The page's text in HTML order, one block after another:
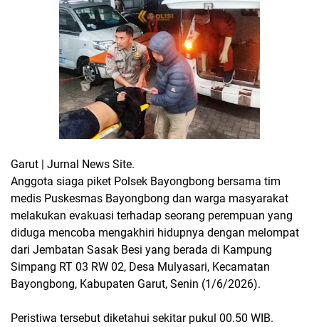
Garut | Jurnal News Site.
Anggota siaga piket Polsek Bayongbong bersama tim
medis Puskesmas Bayongbong dan warga masyarakat
melakukan evakuasi terhadap seorang perempuan yang
diduga mencoba mengakhiri hidupnya dengan melompat
dari Jembatan Sasak Besi yang berada di Kampung
Simpang RT 03 RW 02, Desa Mulyasari, Kecamatan
Bayongbong, Kabupaten Garut, Senin (1/6/2026).
Peristiwa tersebut diketahui sekitar pukul 00.50 WIB.